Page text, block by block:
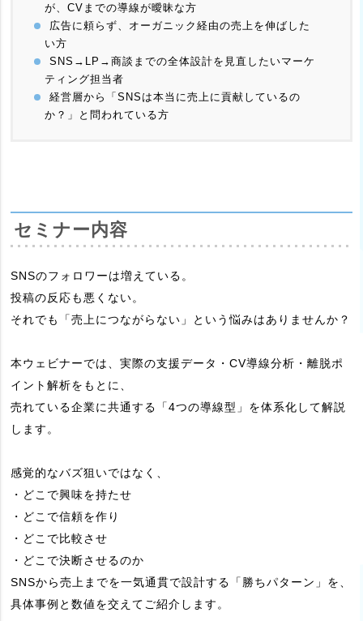
が、CVまでの導線が曖昧な方
広告に頼らず、オーガニック経由の売上を伸ばした
い方
SNS→LP→商談までの全体設計を見直したいマーケ
ティング担当者
経営層から「SNSは本当に売上に貢献しているの
か？」と問われている方
セミナー内容
SNSのフォロワーは増えている。
投稿の反応も悪くない。
それでも「売上につながらない」という悩みはありませんか？
本ウェビナーでは、実際の支援データ・CV導線分析・離脱ポ
イント解析をもとに、
売れている企業に共通する「4つの導線型」を体系化して解説
します。
感覚的なバズ狙いではなく、
・どこで興味を持たせ
・どこで信頼を作り
・どこで比較させ
・どこで決断させるのか
SNSから売上までを一気通貫で設計する「勝ちパターン」を、
具体事例と数値を交えてご紹介します。